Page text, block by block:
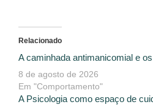
Relacionado
A caminhada antimanicomial e
8 de agosto de 2026
Em "Comportamento"
A Psicologia como espaço de